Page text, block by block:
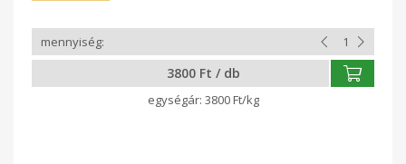
3800 Ft / db
3800 Ft/kg